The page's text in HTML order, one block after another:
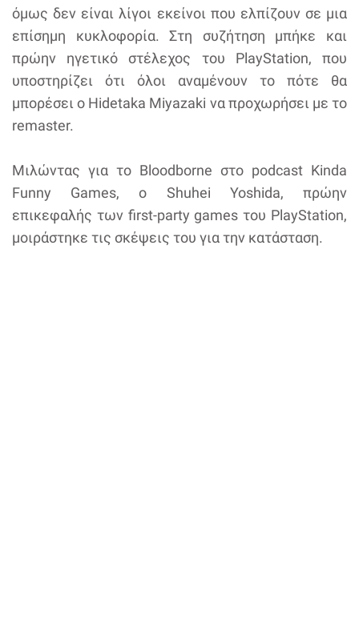
όμως δεν είναι λίγοι εκείνοι που ελπίζουν σε μια
επίσημη κυκλοφορία. Στη συζήτηση μπήκε και
πρώην ηγετικό στέλεχος του PlayStation, που
υποστηρίζει ότι όλοι αναμένουν το πότε θα
μπορέσει ο Hidetaka Miyazaki να προχωρήσει με το
remaster.
Μιλώντας για το Bloodborne στο podcast Kinda
Funny Games, ο Shuhei Yoshida, πρώην
επικεφαλής των first-party games του PlayStation,
μοιράστηκε τις σκέψεις του για την κατάσταση.